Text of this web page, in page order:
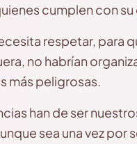
cumplen con su
respetar, para
no habrían
más peligrosas.
han de ser
sea una vez por